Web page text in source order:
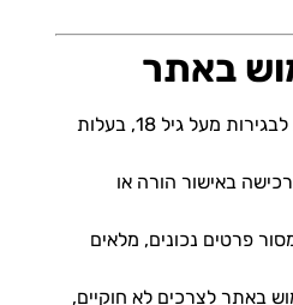
2.1 רכישה באתר מותרת לבגירות מעל גיל 18, בעלות
באישור הורה או
פרטים נכונים, מלאים
באתר לצרכים לא חוקיים,